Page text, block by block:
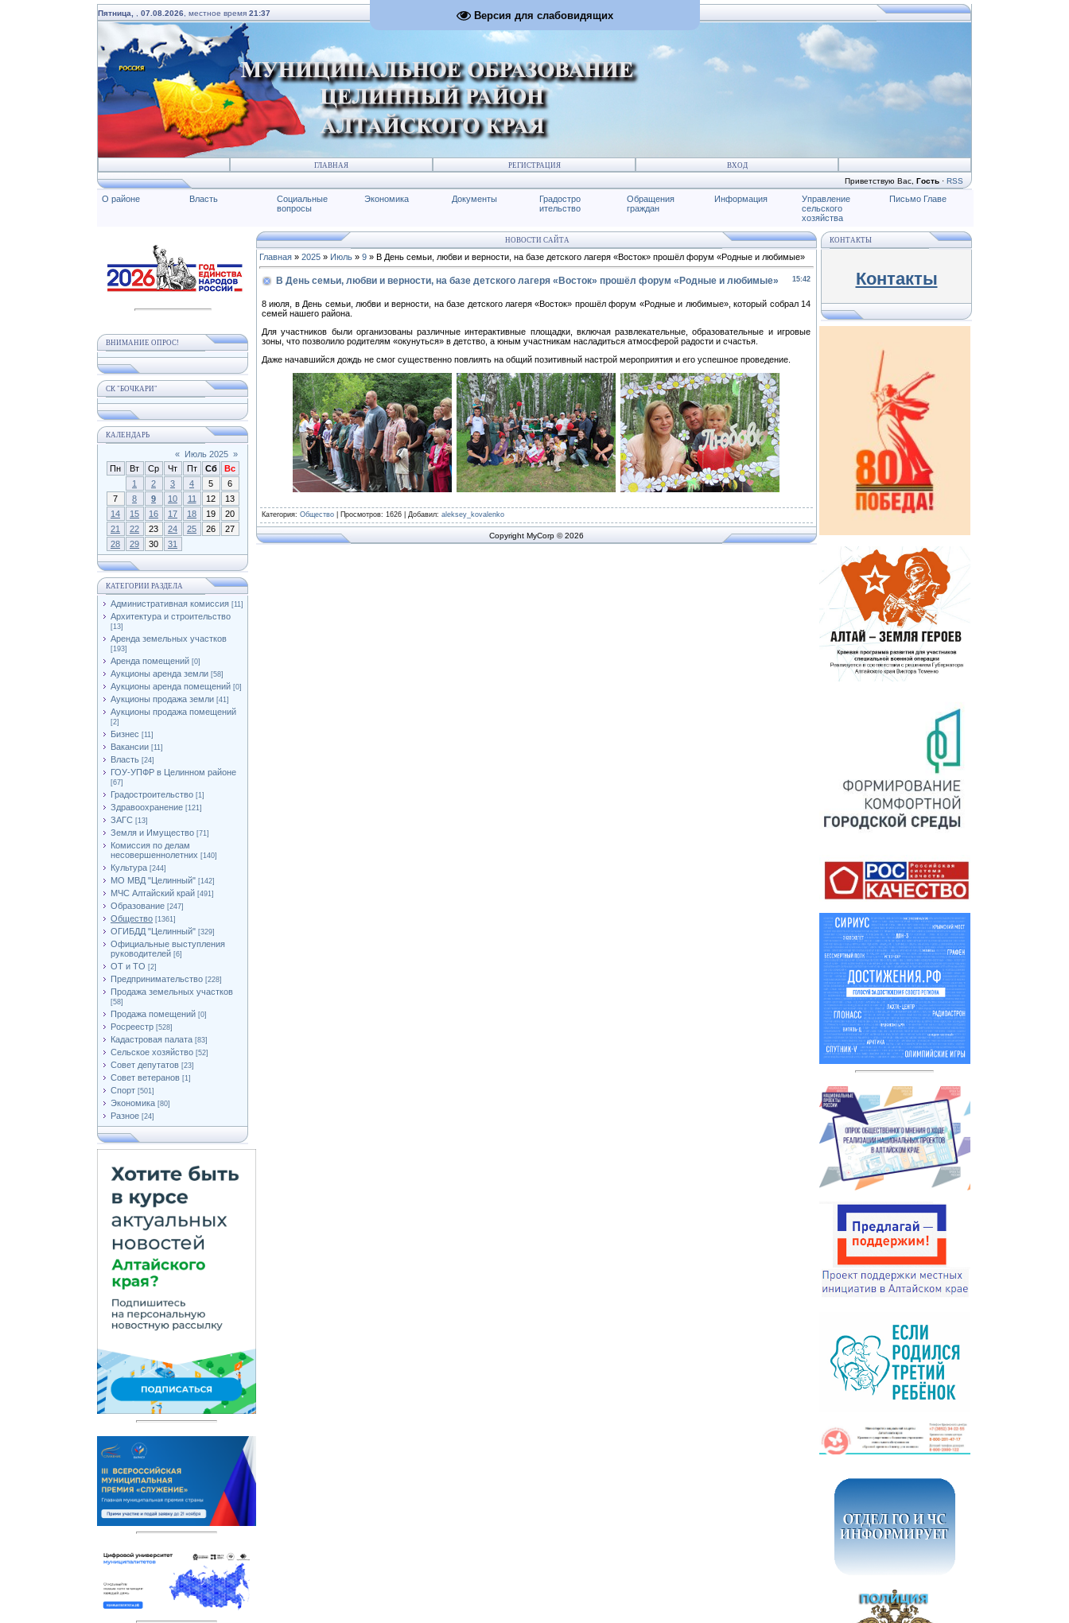
Версия для слабовидящих
Пятница, 07.08.2026 , местное время 21:37
ГЛАВНАЯ РЕГИСТРАЦИЯ ВХОД
Приветствую Вас Гость · RSS
О районе Власть
Социальные
вопросы
Экономика Документы
Градостро
ительство
Обращения
граждан
Информация
Управление
сельского
хозяйства
Письмо Главе
ВНИМАНИЕ ОПРОС!
СК "БОЧКАРИ"
КАЛЕНДАРЬ
« Июль 2025 »
Пн
Вт Ср Чт Пт Сб
Вс
1
2 3 4 5
6
7
8 9 10 11 12
13
14
15 16 17 18 19
20
21
22 23 24 25 26
27
28
29 30 31
КАТЕГОРИИ РАЗДЕЛА
Административная комиссия [11]
Архитектура и строительство
[13]
Аренда земельных участков
[193]
Аренда помещений [0]
Аукционы аренда земли [58]
Аукционы аренда помещений [0]
Аукционы продажа земли [41]
Аукционы продажа помещений
[2]
Бизнес [11]
Вакансии [11]
Власть [24]
ГОУ-УПФР в Целинном районе
[67]
Градостроительство [1]
Здравоохранение [121]
ЗАГС [13]
Земля и Имущество [71]
Комиссия по делам
несовершеннолетних [140]
Культура [244]
МО МВД "Целинный" [142]
МЧС Алтайский край [491]
Образование [247]
Общество [1361]
ОГИБДД "Целинный" [329]
Официальные выступления
руководителей [6]
ОТ и ТО [2]
Предпринимательство [228]
Продажа земельных участков
[58]
Продажа помещений [0]
Росреестр [528]
Кадастровая палата [83]
Сельское хозяйство [52]
Совет депутатов [23]
Совет ветеранов [1]
Спорт [501]
Экономика [80]
Разное [24]
НОВОСТИ САЙТА
Главная » 2025 » Июль » 9 » В День семьи, любви и верности, на базе детского лагеря «Восток» прошёл форум «Родные и любимые»
15:42
В День семьи, любви и верности, на базе детского лагеря «Восток» прошёл форум «Родные и любимые»
8 июля, в День семьи, любви и верности, на базе детского лагеря «Восток» прошёл форум «Родные и любимые», который собрал 14
семей нашего района.
⁣Для участников были организованы различные интерактивные площадки, включая развлекательные, образовательные и игровые
зоны, что позволило родителям «окунуться» в детство, а юным участникам насладиться атмосферой радости и счастья.
⁣Даже начавшийся дождь не смог существенно повлиять на общий позитивный настрой мероприятия и его успешное проведение.
Категория: Общество Просмотров: 1626 | Добавил: aleksey_kovalenko
Copyright MyCorp © 2026
КОНТАКТЫ
Контакты